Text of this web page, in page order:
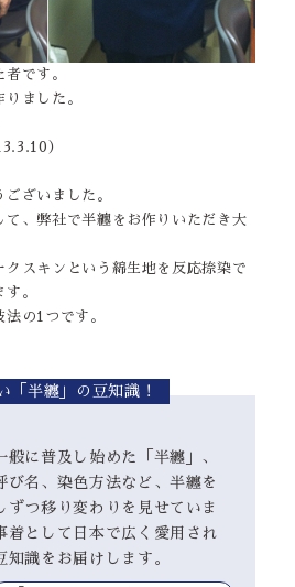
です。
ました。
）
ざいました。
て、弊社で半纏をお作りいただき大
クスキンという綿生地を反応捺染で
。
の1つです。
「半纏」の豆知識！
に普及し始めた「半纏」、
び名、染色方法など、半纏を
ずつ移り変わりを見せていま
着として日本で広く愛用され
識をお届けします。